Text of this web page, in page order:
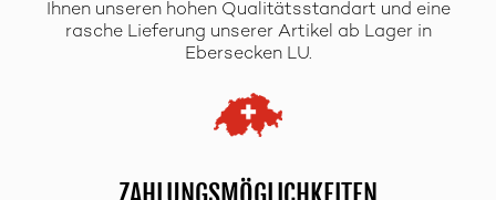
Ihnen unseren hohen Qualitätsstandart und eine
rasche Lieferung unserer Artikel ab Lager in
Ebersecken LU.